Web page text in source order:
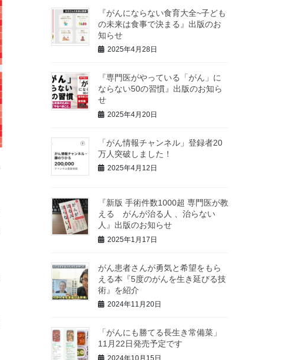
『がんにならない食育大全~子ども
の未来は食事で決まる』出版のお
知らせ
2025年4月28日
『専門医がやっている「がん」に
ならない50の習慣』出版のお知ら
せ
2025年4月20日
「がん情報チャンネル」登録者20
万人突破しました！
2025年4月12日
『新版 手術件数1000超 専門医が教
える がんが治る人 、治らない
人』出版のお知らせ
2025年1月17日
がん患者さんが勇気と希望をもら
える本『5度のがんを生き延びる技
術』を紹介
2024年11月20日
「がんにも勝てる長生き常備菜」
11月22日発売予定です
2024年10月15日